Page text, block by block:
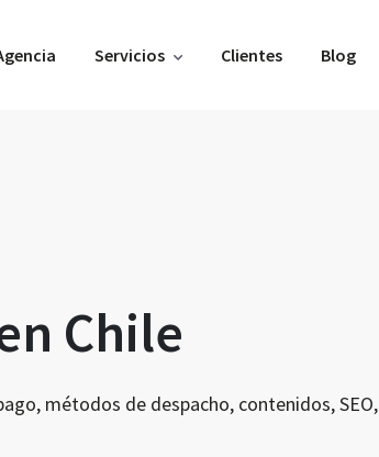
Servicios Clientes Blog
Chile
métodos de despacho, contenidos, SEO,